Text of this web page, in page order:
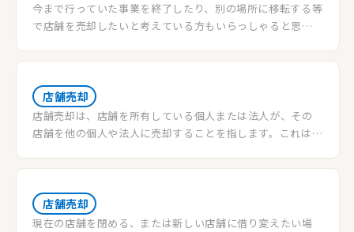
今まで行っていた事業を終了したり、別の場所に移転する等
で店舗を売却したいと考えている方もいらっしゃると思い
う事は多くはありません。その為、売却する際にどのよう
件の売買を行う事が出来ます。この記事では店舗売却の方法
や費用について説明していきます。参考にして頂けると幸い
です。
店舗売却
店舗売却は、店舗を所有している個人または法人が、その
店舗を他の個人や法人に売却することを指します。これは、
追求、経済的な必要性など、さまざまな理由に基づいて行わ
店舗売却
現在の店舗を閉める、または新しい店舗に借り変えたい場